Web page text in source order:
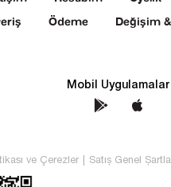
Ödeme Değişim
Mobil Uygulamalar
ve Çerezler Satış Genel